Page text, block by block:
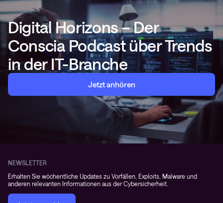
Digital Horizons – Der
Conscia Podcast über Trends
in der IT-Branche
Jetzt anhören
NEWSLETTER
Erhalten Sie wöchentliche Updates zu Vorfällen, Exploits, Malware und
anderen relevanten Informationen aus der Cybersicherheit.